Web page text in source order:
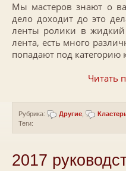
Мы мастеров знают о
дело доходит до это
ленты ролики в
лента, есть много
попадают под категорию
Читать
Рубрика: Другие
Теги:
2017